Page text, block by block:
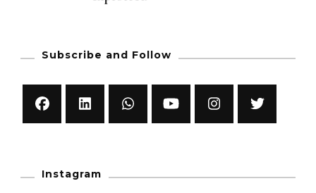
Subscribe and Follow
Instagram